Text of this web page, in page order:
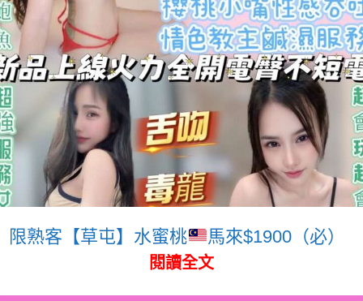
限熟客【草屯】水蜜桃 馬來$1900（必）
閱讀全文